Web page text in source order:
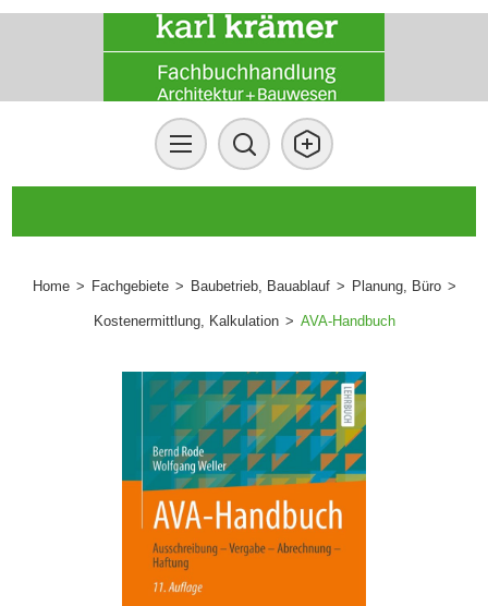
Home > Fachgebiete > Baubetrieb, Bauablauf > Planung, Büro >
Kostenermittlung, Kalkulation > AVA-Handbuch